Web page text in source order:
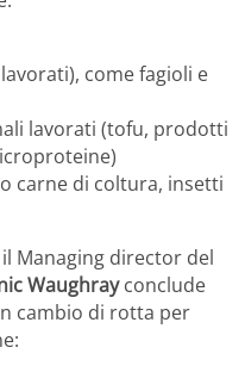
come fagioli e
lavorati (tofu, prodotti
carne di coltura, insetti
Managing director del
Waughrayconclude
cambio di rotta per